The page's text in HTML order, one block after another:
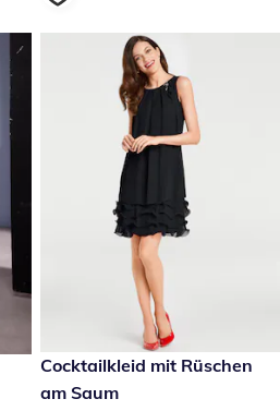
149,00 €
Cocktailkleid mit Rüschen
am Saum